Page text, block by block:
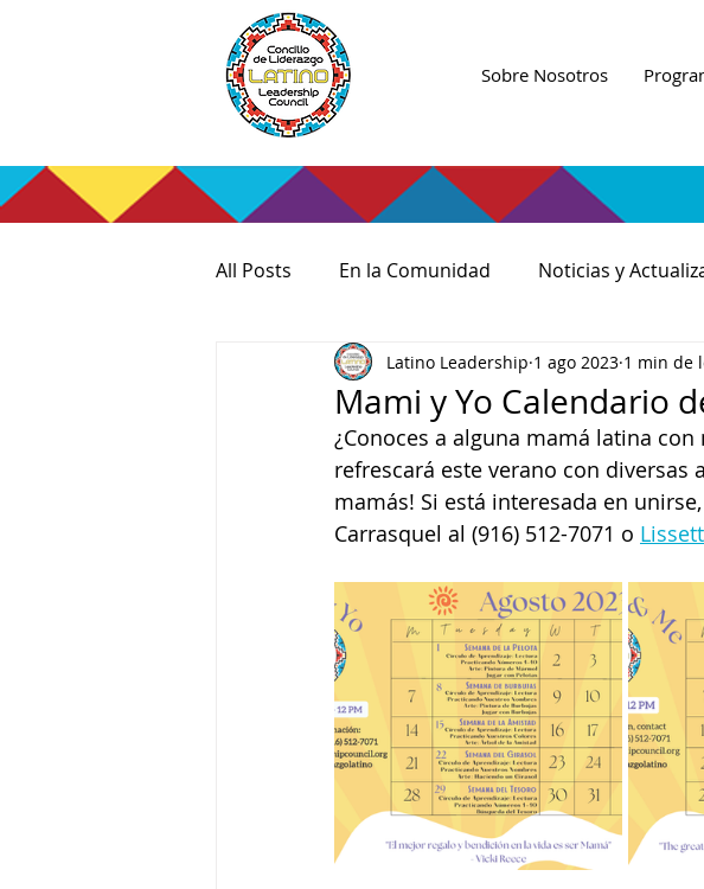
Sobre Nosotros
All Posts En la Comunidad Noticias y
Mami y Yo Calendario
Latino Leadership 1 ago 2023 1 min de
¿Conoces a alguna mamá latina
refrescará este verano con
mamás! Si está interesada en
Carrasquel al (916) 512-7071 o